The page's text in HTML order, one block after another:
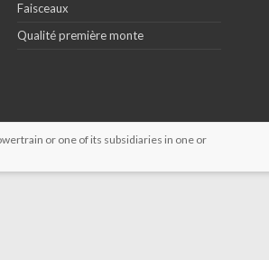
Faisceaux
Qualité première monte
or one of its subsidiaries in one or